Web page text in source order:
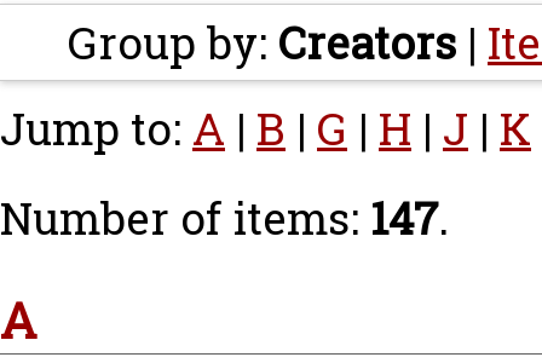
Group by: Creators |
Jump to: A | B | G | H | J | K
Number of items: 147.
A